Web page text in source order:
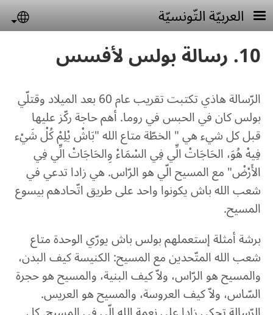
Skip to main content
العربيّة التّونسيّة
10. رسالة بولس لأفسس
الرّسالة هاذي تكتبت تقريب عام 60 بعد الميلاد وقتلّي
بولس كان في الحبس في روما. أهم حاجة ركّز عليها
قبل كل شيء هي " الخطّة متاع الله "بَاشْ يْلِمْ كُلْ شَيْء
فِيهْ هُوَ، الحَاجَاتْ الِّي فِي السْمَاءْ وِالحَاجَاتْ الِّي فِي
الأَرْضْ" مع المسيح الّي هو الرّاس. هي زادا تدعي في
شعب الله باش يكونوا واحد على طريق اتّحادهم بيسوع
المسيح.
برشة أمثلة إستعملهم بولس باش يورّي الوحدة متاع
شعب الله المتّحدين مع المسيح: الكنيسة كيف البدن،
والمسيح هو الرّاس، ولاّ كيف البنية، والمسيح هو حجرة
السّاس، ولاّ كيف العروسة، والمسيح هو العريس.
الرّسالة تحكي زادا على نعمة الله الّي في المسيح. كل